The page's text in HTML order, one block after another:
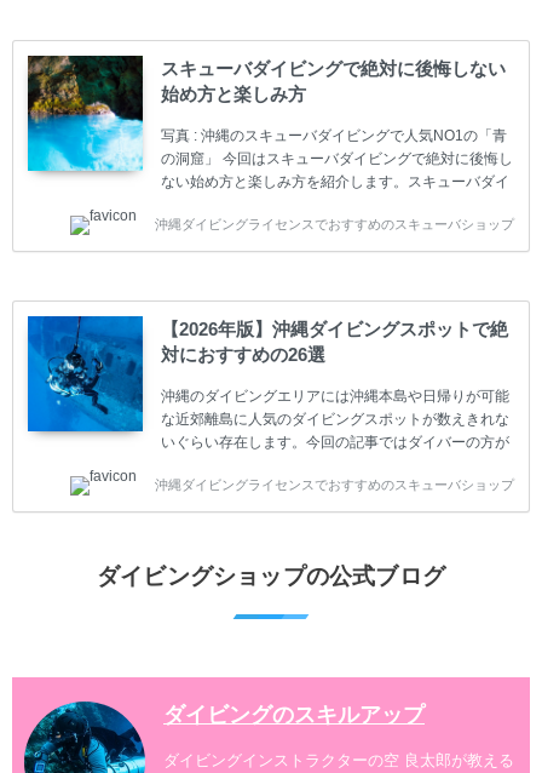
ダイバーの育成・指導や安全管理、環境保全などの活
動をしています。 ダイビングライセンスの種類はエン
トリーレベルのライセンスからプロレベルのライセン
スまでランク分けされています。各教育機関(指導団
体)によってライセンスカードの名称、トレーニング内
容に違いがありま...
スキューバダイビングで絶対に後悔しない
始め方と楽しみ方
写真 : 沖縄のスキューバダイビングで人気NO1の「青
の洞窟」 今回はスキューバダイビングで絶対に後悔し
ない始め方と楽しみ方を紹介します。スキューバダイ
やまだ始めて間もない初心者の方に必見の内容です。
スキューバダイビングの始め方と楽しみ方について学
ててしまうと、せっかく楽しみにしていたスキューバ
ダイビングが台無しになり後悔することになってしま
うかもしれません。 又、スキューバダイビングは事故
のリスクがあるスポーツでもあります。もしかしたら
危険な思いをしてしまうかもしれません。 今回は現地
ダイビング...
沖縄ダイビングライセンスでおすすめのスキューバショップ
【2026年版】沖縄ダイビングスポットで絶
対におすすめの26選
沖縄のダイビングエリアには沖縄本島や日帰りが可能
な近郊離島に人気のダイビングスポットが数えきれな
いぐらい存在します。今回の記事ではダイバーの方が
グスポットを紹介します。 当スクールは、沖縄本島で
は北谷町、嘉手納町、読谷村、恩納村、名護市、本部
案内しております。 ダイビングライセンスをお持ちの
沖縄ダイビングライセンスでおすすめのスキューバショップ
ダイビングショップの公式ブログ
ダイビングのスキルアップ
ダイビングインストラクターの空 良太郎が教える